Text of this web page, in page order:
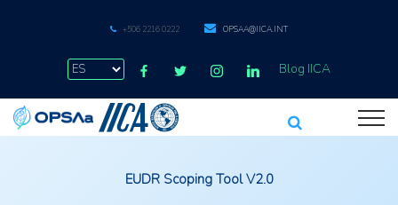
+506 2216 0222 OPSAA@IICA.INT
Blog IICA
EUDR Scoping Tool V2.0